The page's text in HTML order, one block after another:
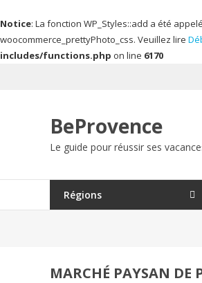
Notice: La fonction WP_Styles::add a été
woocommerce_prettyPhoto_css. Veuillez lire
includes/functions.php on line 6170
BeProvence
Le guide pour réussir ses
Régions
MARCHÉ PAYSAN DE